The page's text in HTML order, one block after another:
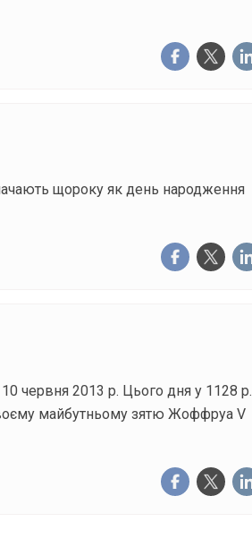
щороку як день народження
червня 2013 р. Цього дня у 1128 р.
майбутньому зятю Жоффруа V